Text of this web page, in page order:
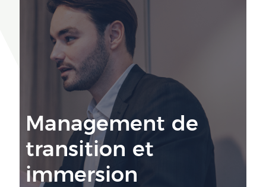
Management de
transition et
immersion